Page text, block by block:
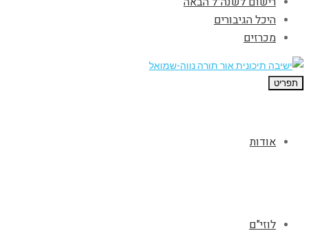
היכל הגיבורים
מכרזים
תפריט
אודות
לוזי"ם